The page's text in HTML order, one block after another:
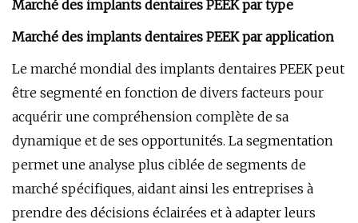
Marché des implants dentaires PEEK par type
Marché des implants dentaires PEEK par application
Le marché mondial des implants dentaires PEEK peut
être segmenté en fonction de divers facteurs pour
acquérir une compréhension complète de sa
dynamique et de ses opportunités. La segmentation
permet une analyse plus ciblée de segments de
marché spécifiques, aidant ainsi les entreprises à
prendre des décisions éclairées et à adapter leurs